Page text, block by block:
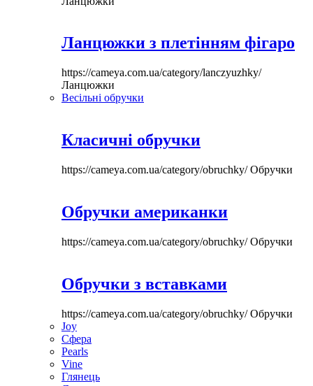
Ланцюжки з плетінням фігаро
https://cameya.com.ua/category/lanczyuzhky/
Ланцюжки
Весільні обручки
Класичні обручки
https://cameya.com.ua/category/obruchky/Обручки
Обручки американки
https://cameya.com.ua/category/obruchky/Обручки
Обручки з вставками
https://cameya.com.ua/category/obruchky/Обручки
Joy
Сфера
Pearls
Vine
Глянець